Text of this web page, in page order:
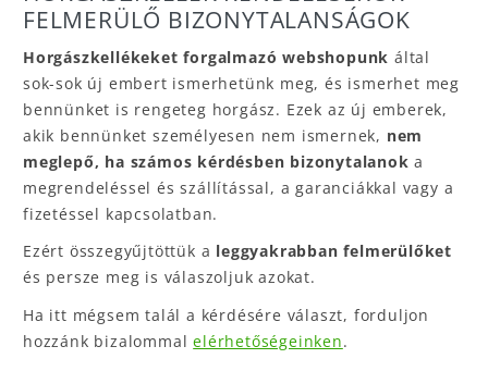
FELMERÜLŐ BIZONYTALANSÁGOK
Horgászkellékeket forgalmazó webshopunk által
sok-sok új embert ismerhetünk meg, és ismerhet meg
bennünket is rengeteg horgász. Ezek az új emberek,
akik bennünket személyesen nem ismernek, nem
meglepő, ha számos kérdésben bizonytalanok a
megrendeléssel és szállítással, a garanciákkal vagy a
fizetéssel kapcsolatban.
Ezért összegyűjtöttük a leggyakrabban felmerülőket
és persze meg is válaszoljuk azokat.
Ha itt mégsem talál a kérdésére választ, forduljon
hozzánk bizalommalelérhetőségeinken.